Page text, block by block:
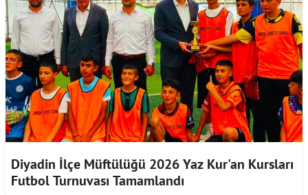
Diyadin İlçe Müftülüğü 2026 Yaz Kur'an Kursları
Futbol Turnuvası Tamamlandı